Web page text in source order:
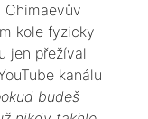
kole fyzicky
jen přežíval
kanálu
budeš